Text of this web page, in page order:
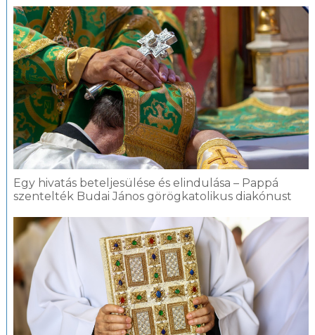
Egy hivatás beteljesülése és elindulása – Pappá
szentelték Budai János görögkatolikus diakónust